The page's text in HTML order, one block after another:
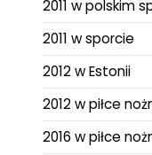
2011 w polskim
2011 w sporcie
2012 w Estonii
2012 w piłce
2016 w piłce